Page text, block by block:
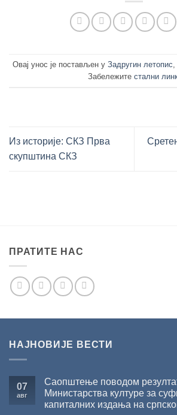
Овај унос је постављен у Задругин летопис
Забележите стални
Из историје: СКЗ Прва
скупштина СКЗ
ПРАТИТЕ НАС
НАЈНОВИЈЕ ВЕСТИ
07
авг
Саопштење поводом
Министарства културе за
капиталних издања на